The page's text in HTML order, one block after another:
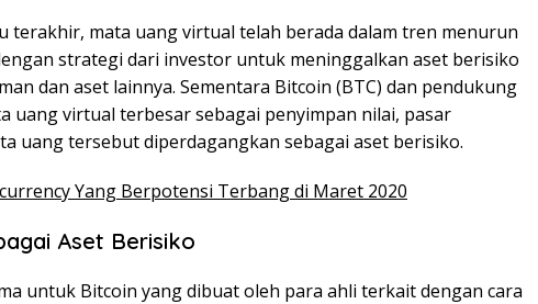
terakhir, mata uang virtual telah berada dalam tren menurun
strategi dari investor untuk meninggalkan aset berisiko
dan aset lainnya. Sementara Bitcoin (BTC) dan pendukung
uang virtual terbesar sebagai penyimpan nilai, pasar
uang tersebut diperdagangkan sebagai aset berisiko.
Yang Berpotensi Terbang di Maret 2020
Aset Berisiko
untuk Bitcoin yang dibuat oleh para ahli terkait dengan cara